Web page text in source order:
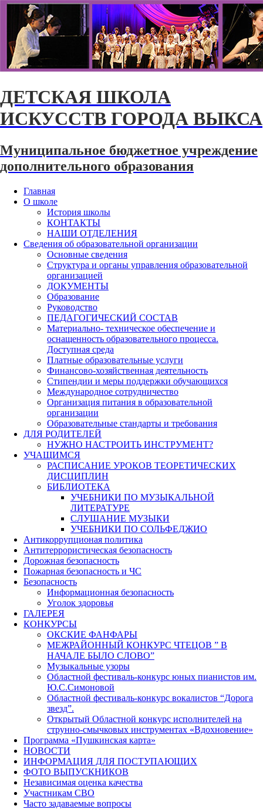
ДЕТСКАЯ ШКОЛА
ИСКУССТВ ГОРОДА ВЫКСА
Муниципальное бюджетное учреждение
дополнительного образования
Главная
О школе
История школы
КОНТАКТЫ
НАШИ ОТДЕЛЕНИЯ
Сведения об образовательной организации
Основные сведения
Структура и органы управления образовательной
организацией
ДОКУМЕНТЫ
Образование
Руководство
ПЕДАГОГИЧЕСКИЙ СОСТАВ
Материально- техническое обеспечение и
оснащенность образовательного процесса.
Доступная среда
Платные образовательные услуги
Финансово-хозяйственная деятельность
Стипендии и меры поддержки обучающихся
Международное сотрудничество
Организация питания в образовательной
организации
Образовательные стандарты и требования
ДЛЯ РОДИТЕЛЕЙ
НУЖНО НАСТРОИТЬ ИНСТРУМЕНТ?
УЧАЩИМСЯ
РАСПИСАНИЕ УРОКОВ ТЕОРЕТИЧЕСКИХ
ДИСЦИПЛИН
БИБЛИОТЕКА
УЧЕБНИКИ ПО МУЗЫКАЛЬНОЙ
ЛИТЕРАТУРЕ
СЛУШАНИЕ МУЗЫКИ
УЧЕБНИКИ ПО СОЛЬФЕДЖИО
Антикоррупционая политика
Антитеррористическая безопасность
Дорожная безопасность
Пожарная безопасность и ЧС
Безопасность
Информационная безопасность
Уголок здоровья
ГАЛЕРЕЯ
КОНКУРСЫ
ОКСКИЕ ФАНФАРЫ
МЕЖРАЙОННЫЙ КОНКУРС ЧТЕЦОВ ” В
НАЧАЛЕ БЫЛО СЛОВО”
Музыкальные узоры
Областной фестиваль-конкурс юных пианистов им.
Ю.С.Симоновой
Областной фестиваль-конкурс вокалистов “Дорога
звезд”.
Открытый Областной конкурс исполнителей на
струнно-смычковых инструментах «Вдохновение»
Программа «Пушкинская карта»
НОВОСТИ
ИНФОРМАЦИЯ ДЛЯ ПОСТУПАЮЩИХ
ФОТО ВЫПУСКНИКОВ
Независимая оценка качества
Участникам СВО
Часто задаваемые вопросы